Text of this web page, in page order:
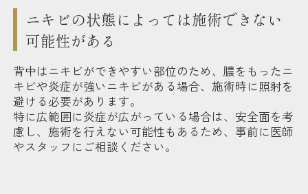
ニキビの状態によっては施術できない
可能性がある
背中はニキビができやすい部位のため、膿をもったニ
キビや炎症が強いニキビがある場合、施術時に照射を
避ける必要があります。
特に広範囲に炎症が広がっている場合は、安全面を考
慮し、施術を行えない可能性もあるため、事前に医師
やスタッフにご相談ください。